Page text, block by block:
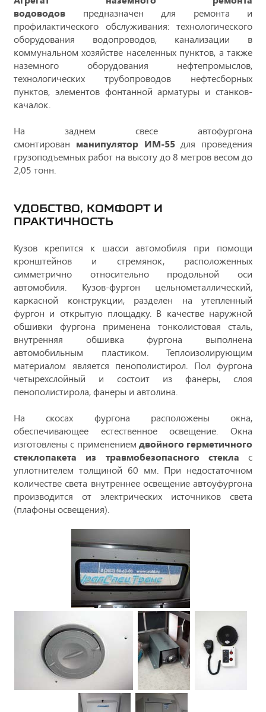
водоводов предназначен для ремонта и
профилактического обслуживания: технологического
оборудования водопроводов, канализации в
коммунальном хозяйстве населенных пунктов, а также
наземного оборудования нефтепромыслов,
технологических трубопроводов нефтесборных
пунктов, элементов фонтанной арматуры и станков-
качалок.
На заднем свесе автофургона
смонтирован манипулятор ИМ-55для проведения
грузоподъемных работ на высоту до 8 метров весом до
2,05 тонн.
УДОБСТВО, КОМФОРТ И
ПРАКТИЧНОСТЬ
Кузов крепится к шасси автомобиля при помощи
кронштейнов и стремянок, расположенных
симметрично относительно продольной оси
автомобиля. Кузов-фургон цельнометаллический,
каркасной конструкции, разделен на утепленный
фургон и открытую площадку. В качестве наружной
обшивки фургона применена тонколистовая сталь,
внутренняя обшивка фургона выполнена
автомобильным пластиком. Теплоизолирующим
материалом является пенополистирол. Пол фургона
четырехслойный и состоит из фанеры, слоя
пенополистирола, фанеры и автолина.
На скосах фургона расположены окна,
обеспечивающее естественное освещение. Окна
изготовлены с применением двойного герметичного
стеклопакета из травмобезопасного стекла с
уплотнителем толщиной 60 мм. При недостаточном
количестве света внутреннее освещение автоуфургона
производится от электрических источников света
(плафоны освещения).